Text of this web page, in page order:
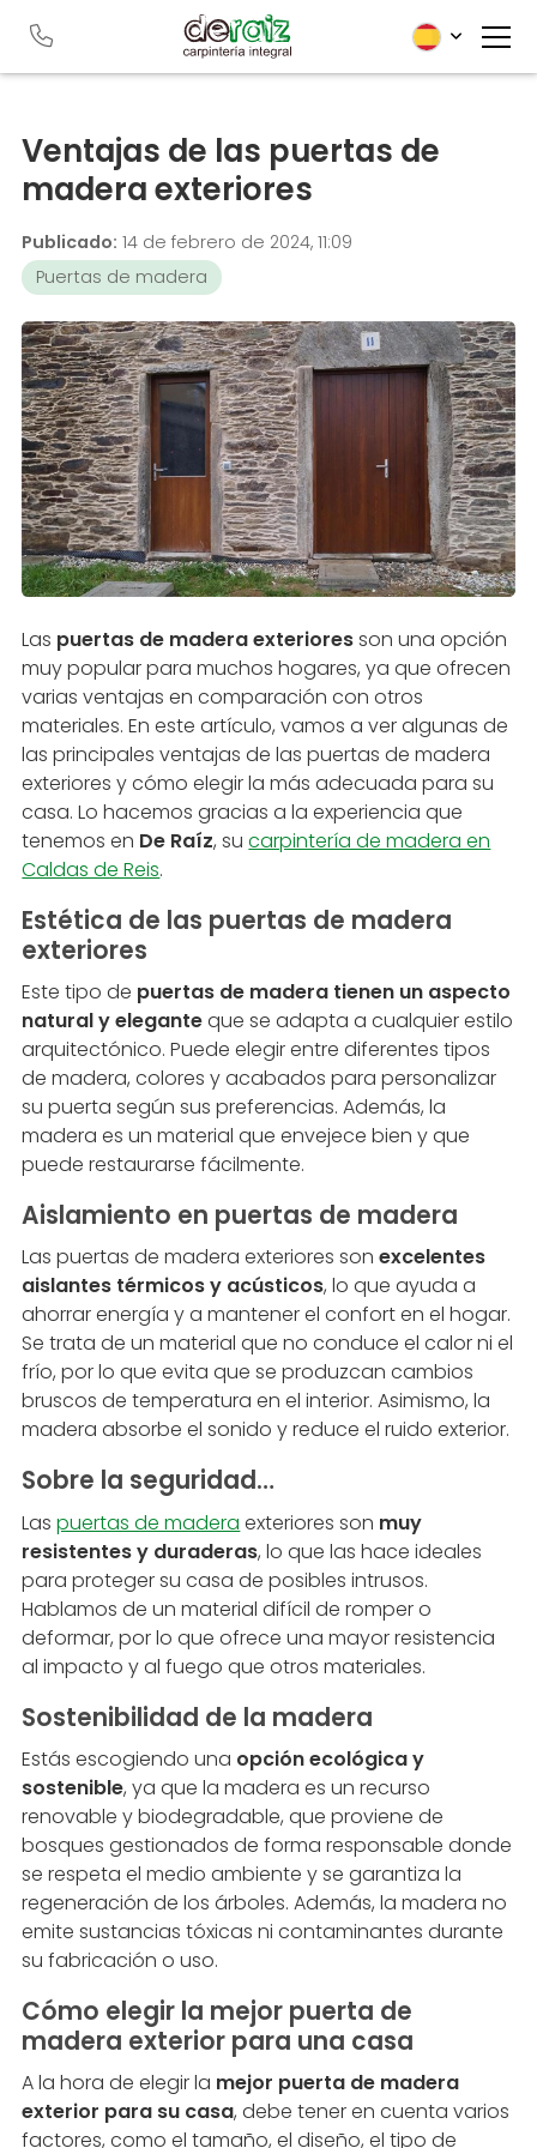
Ventajas de las puertas de
madera exteriores
Publicado: 14 de febrero de 2024, 11:09
Puertas de madera
Las puertas de madera exterioresson una opción
muy popular para muchos hogares, ya que ofrecen
varias ventajas en comparación con otros
materiales. En este artículo, vamos a ver algunas de
las principales ventajas de las puertas de madera
exteriores y cómo elegir la más adecuada para su
casa. Lo hacemos gracias a la experiencia que
tenemos en De Raíz, sucarpintería de madera en
Caldas de Reis.
Estética de las puertas de madera
exteriores
Este tipo de puertas de madera tienen un aspecto
natural y eleganteque se adapta a cualquier estilo
arquitectónico. Puede elegir entre diferentes tipos
de madera, colores y acabados para personalizar
su puerta según sus preferencias. Además, la
madera es un material que envejece bien y que
puede restaurarse fácilmente.
Aislamiento en puertas de madera
Las puertas de madera exteriores sonexcelentes
aislantes térmicos y acústicos, lo que ayuda a
ahorrar energía y a mantener el confort en el hogar.
Se trata de un material que no conduce el calor ni el
frío, por lo que evita que se produzcan cambios
bruscos de temperatura en el interior. Asimismo, la
madera absorbe el sonido y reduce el ruido exterior.
Sobre la seguridad…
Laspuertas de madera exteriores son muy
resistentes y duraderas, lo que las hace ideales
para proteger su casa de posibles intrusos.
Hablamos de un material difícil de romper o
deformar, por lo que ofrece una mayor resistencia
al impacto y al fuego que otros materiales.
Sostenibilidad de la madera
Estás escogiendo una opción ecológica y
sostenible, ya que la madera es un recurso
renovable y biodegradable, que proviene de
bosques gestionados de forma responsable donde
se respeta el medio ambiente y se garantiza la
regeneración de los árboles. Además, la madera no
emite sustancias tóxicas ni contaminantes durante
su fabricación o uso.
Cómo elegir la mejor puerta de
madera exterior para una casa
A la hora de elegir la mejor puerta de madera
exterior para su casa, debe tener en cuenta varios
factores, como el tamaño, el diseño, el tipo de